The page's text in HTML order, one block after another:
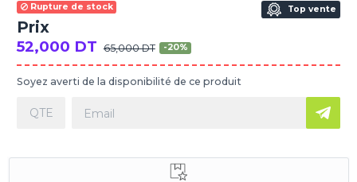
Rupture de stock
Prix
52,000 DT 65,000 DT -20%
Top vente
Soyez averti de la disponibilité de ce produit